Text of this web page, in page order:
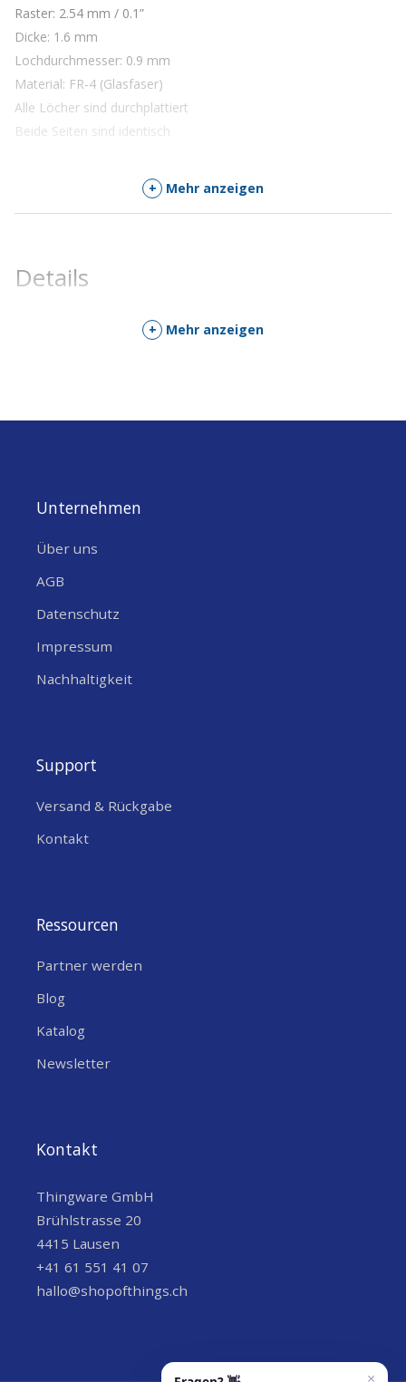
Raster: 2.54 mm / 0.1”
Dicke: 1.6 mm
Lochdurchmesser: 0.9 mm
Material: FR-4 (Glasfaser)
Alle Löcher sind durchplattiert
Beide Seiten sind identisch
+ Mehr anzeigen
Details
+ Mehr anzeigen
Unternehmen
Über uns
AGB
Datenschutz
Impressum
Nachhaltigkeit
Support
Versand & Rückgabe
Kontakt
Ressourcen
Partner werden
Blog
Katalog
Newsletter
Kontakt
Thingware GmbH
Brühlstrasse 20
4415 Lausen
+41 61 551 41 07
hallo@shopofthings.ch